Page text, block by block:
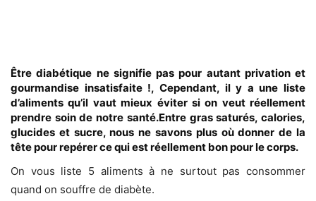
Être diabétique ne signifie pas pour autant privation et
gourmandise insatisfaite !, Cependant, il y a une liste
d’aliments qu’il vaut mieux éviter si on veut réellement
prendre soin de notre santé.Entre gras saturés, calories,
glucides et sucre, nous ne savons plus où donner de la
tête pour repérer ce qui est réellement bon pour le corps.
On vous liste 5 aliments à ne surtout pas consommer
quand on souffre de diabète.